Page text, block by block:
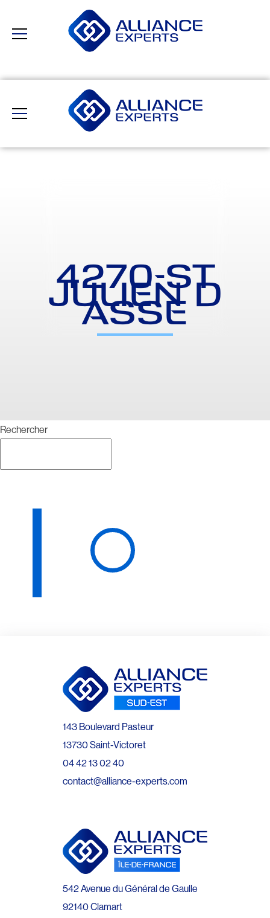
4270-ST
JULIEN D
ASSE
Rechercher
143 Boulevard Pasteur
13730 Saint-Victoret
04 42 13 02 40
contact@alliance-experts.com
542 Avenue du Général de Gaulle
92140 Clamart